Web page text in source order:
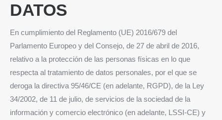
DATOS
En cumplimiento del Reglamento (UE) 2016/679 del
Parlamento Europeo y del Consejo, de 27 de abril de 2016,
relativo a la protección de las personas físicas en lo que
respecta al tratamiento de datos personales, por el que se
deroga la directiva 95/46/CE (en adelante, RGPD), de la Ley
34/2002, de 11 de julio, de servicios de la sociedad de la
información y comercio electrónico (en adelante, LSSI-CE) y